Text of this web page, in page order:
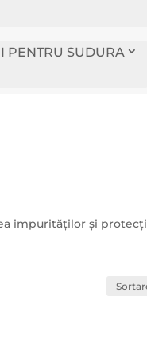
PENTRU SUDURA
impurităților și